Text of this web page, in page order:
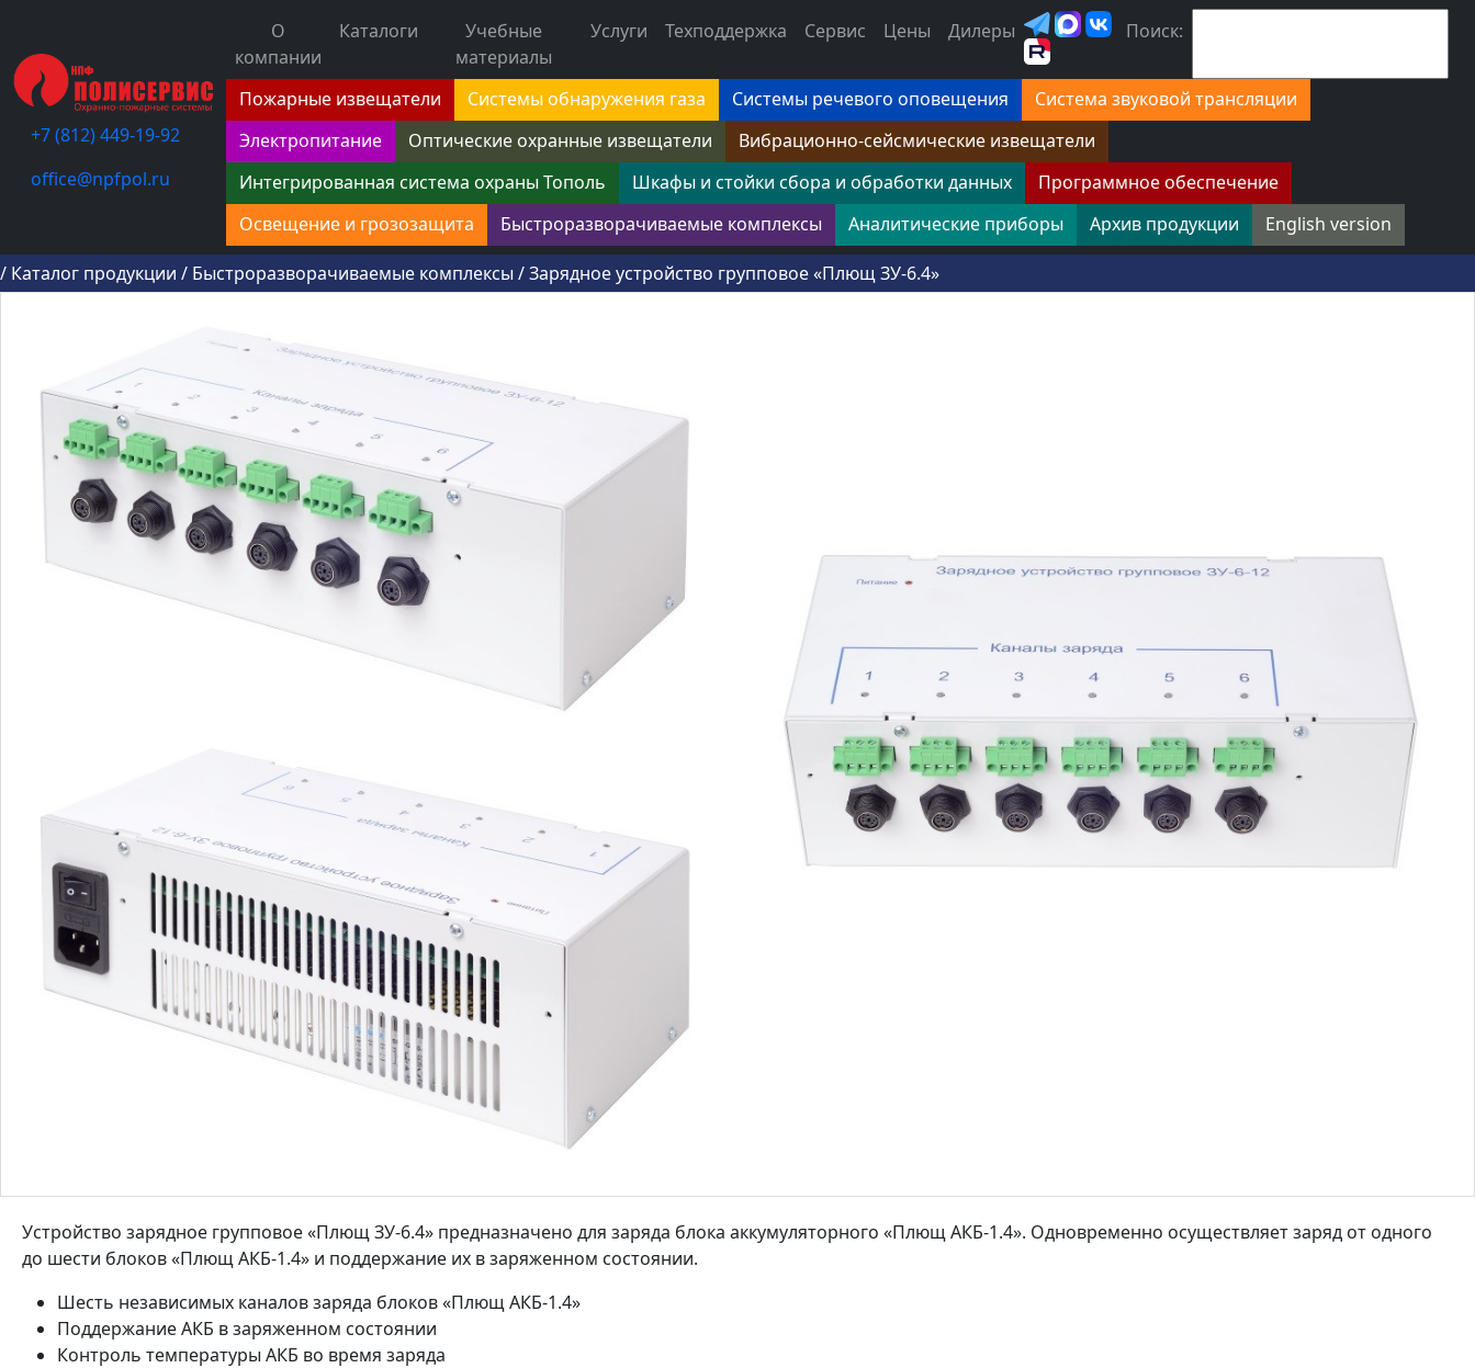
+7 (812) 449-19-92
office@npfpol.ru
О
компании
Каталоги
Учебные
материалы
Услуги Техподдержка Сервис Цены Дилеры Поиск:
Пожарные извещатели Системы обнаружения газа Системы речевого оповещения
Система звуковой трансляции
Электропитание
Оптические охранные извещатели
Вибрационно-сейсмические извещатели
Интегрированная система охраны Тополь
Шкафы и стойки сбора и обработки данных
Программное обеспечение
Освещение и грозозащита
Быстроразворачиваемые комплексы Аналитические приборы Архив продукции English version
/ Каталог продукции / Быстроразворачиваемые комплексы /Зарядное устройство групповое «Плющ ЗУ-6.4»
Устройство зарядное групповое «Плющ ЗУ-6.4» предназначено для заряда блока аккумуляторного «Плющ АКБ-1.4». Одновременно осуществляет заряд от одного
до шести блоков «Плющ АКБ-1.4» и поддержание их в заряженном состоянии.
Шесть независимых каналов заряда блоков «Плющ АКБ-1.4»
Поддержание АКБ в заряженном состоянии
Контроль температуры АКБ во время заряда